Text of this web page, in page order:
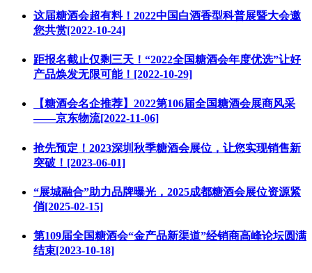
这届糖酒会超有料！2022中国白酒香型科普展暨大会邀
您共赏[2022-10-24]
距报名截止仅剩三天！“2022全国糖酒会年度优选”让好
产品焕发无限可能！[2022-10-29]
【糖酒会名企推荐】2022第106届全国糖酒会展商风采
——京东物流[2022-11-06]
抢先预定！2023深圳秋季糖酒会展位，让您实现销售新
突破！[2023-06-01]
“展城融合”助力品牌曝光，2025成都糖酒会展位资源紧
俏[2025-02-15]
第109届全国糖酒会“金产品新渠道”经销商高峰论坛圆满
结束[2023-10-18]